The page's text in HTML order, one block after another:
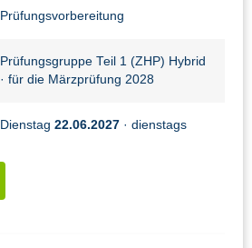
Prüfungsvorbereitung
Prüfungsgruppe Teil 1 (ZHP) Hybrid
· für die Märzprüfung 2028
Dienstag 22.06.2027 · dienstags